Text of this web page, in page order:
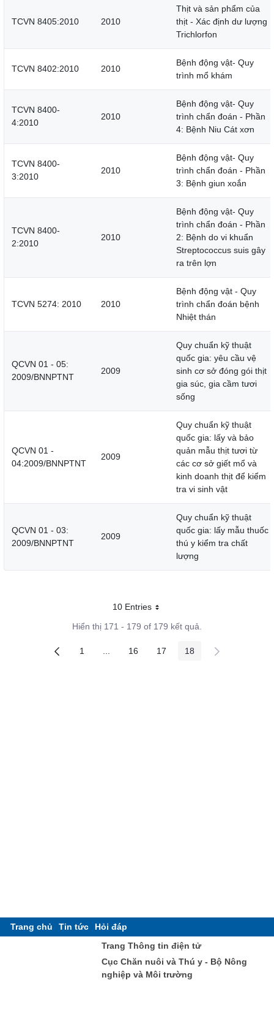
TCVN 8405:2010 2010
Thịt và sản phẩm của
thịt - Xác định dư lượng
Trichlorfon
TCVN 8402:2010 2010
Bệnh động vật- Quy
trình mổ khám
TCVN 8400-
4:2010
2010
Bệnh động vật- Quy
trình chẩn đoán - Phần
4: Bệnh Niu Cát xơn
TCVN 8400-
3:2010
2010
Bệnh động vật- Quy
trình chẩn đoán - Phần
3: Bệnh giun xoắn
TCVN 8400-
2:2010
2010
Bệnh động vật- Quy
trình chẩn đoán - Phần
2: Bệnh do vi khuẩn
Streptococcus suis gây
ra trên lợn
TCVN 5274: 2010 2010
Bệnh động vật - Quy
trình chẩn đoán bệnh
Nhiệt thán
QCVN 01 - 05:
2009/BNNPTNT
2009
Quy chuẩn kỹ thuật
quốc gia: yêu cầu vệ
sinh cơ sở đóng gói thịt
gia súc, gia cầm tươi
sống
QCVN 01 -
04:2009/BNNPTNT
2009
Quy chuẩn kỹ thuật
quốc gia: lấy và bảo
quản mẫu thịt tươi từ
các cơ sở giết mổ và
kinh doanh thịt để kiểm
tra vi sinh vật
QCVN 01 - 03:
2009/BNNPTNT
2009
Quy chuẩn kỹ thuật
quốc gia: lấy mẫu thuốc
thú y kiểm tra chất
lượng
10 EntriesMỗi trang
Hiển thị 171 - 179 of 179 kết quả.
Các trang trên cổng
1 Các trang trung gian
Các trang trên cổng
16 Các trang trên cổng
17 Các trang trên cổng
18
Trang chủ Tin tức
Hỏi đáp
Trang Thông tin điện tử
Cục Chăn nuôi và Thú y - Bộ Nông
nghiệp và Môi trường